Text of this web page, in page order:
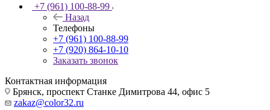
+7 (961) 100-88-99
Назад
Телефоны
+7 (961) 100-88-99
+7 (920) 864-10-10
Заказать звонок
Контактная информация
Брянск, проспект Станке Димитрова 44, офис 5
zakaz@color32.ru